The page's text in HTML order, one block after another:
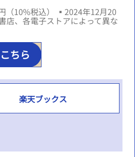
（10%税込） ▪2024年12月20
店、各電子ストアによって異な
ちら
楽天ブックス